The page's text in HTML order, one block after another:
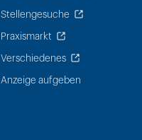
Stellengesuche
Praxismarkt
Verschiedenes
Anzeige aufgeben